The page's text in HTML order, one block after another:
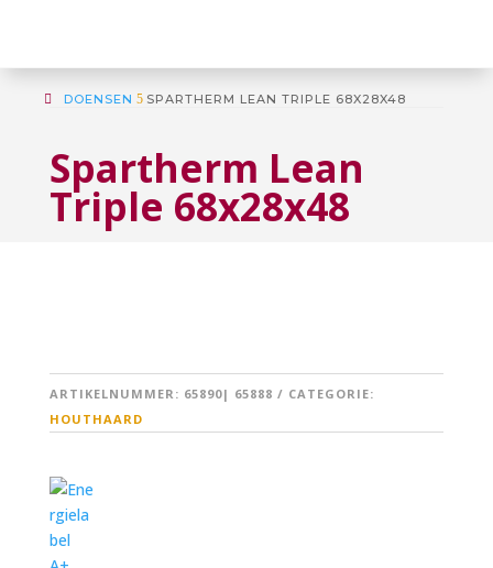
DOENSEN 5 SPARTHERM LEAN TRIPLE 68X28X48
Spartherm Lean
Triple 68x28x48
ARTIKELNUMMER: 65890| 65888
CATEGORIE:
HOUTHAARD